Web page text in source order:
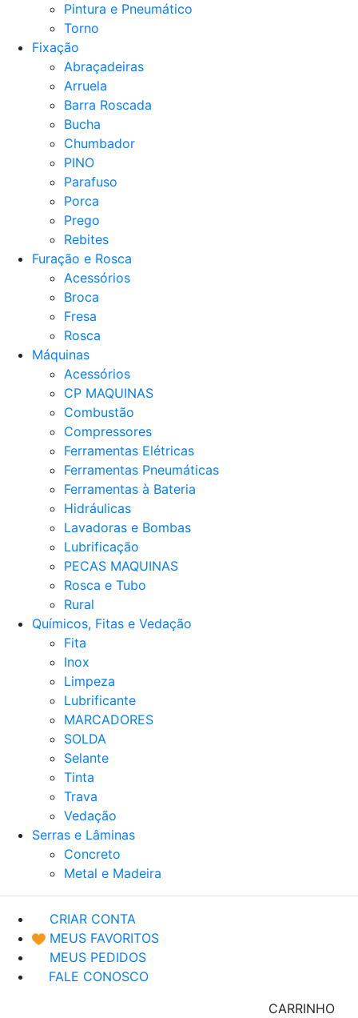
Pintura e Pneumático
Torno
Fixação
Abraçadeiras
Arruela
Barra Roscada
Bucha
Chumbador
PINO
Parafuso
Porca
Prego
Rebites
Furação e Rosca
Acessórios
Broca
Fresa
Rosca
Máquinas
Acessórios
CP MAQUINAS
Combustão
Compressores
Ferramentas Elétricas
Ferramentas Pneumáticas
Ferramentas à Bateria
Hidráulicas
Lavadoras e Bombas
Lubrificação
PECAS MAQUINAS
Rosca e Tubo
Rural
Químicos, Fitas e Vedação
Fita
Inox
Limpeza
Lubrificante
MARCADORES
SOLDA
Selante
Tinta
Trava
Vedação
Serras e Lâminas
Concreto
Metal e Madeira
CRIAR CONTA
MEUS FAVORITOS
MEUS PEDIDOS
FALE CONOSCO
CARRINHO